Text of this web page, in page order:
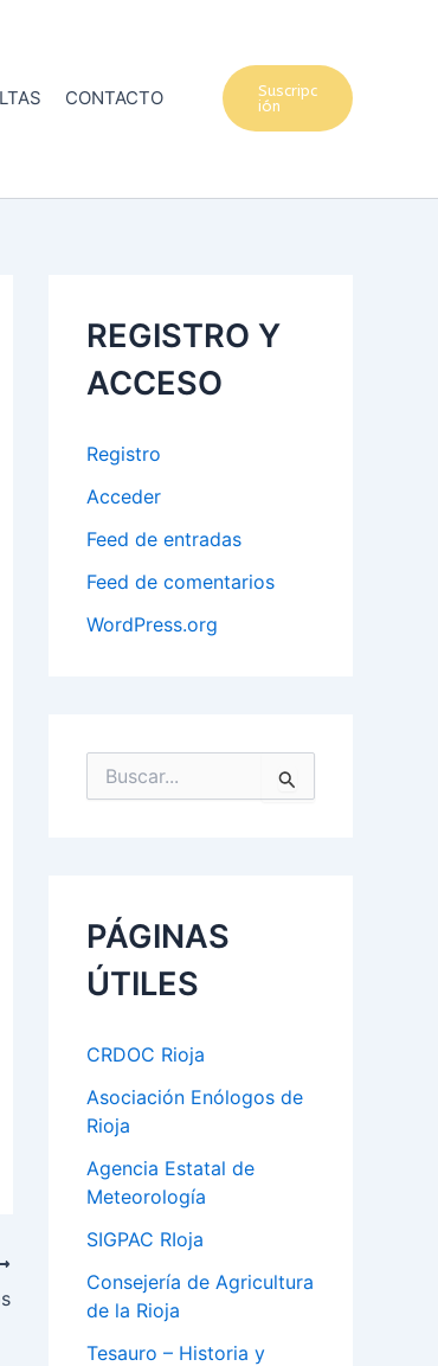
CONTACTO
Suscripc
ión
REGISTRO Y
ACCESO
Registro
Acceder
Feed de entradas
Feed de comentarios
WordPress.org
o
r
:
PÁGINAS
ÚTILES
CRDOC Rioja
Asociación Enólogos de
Rioja
Agencia Estatal de
Meteorología
SIGPAC RIoja
Consejería de Agricultura
de la Rioja
Tesauro – Historia y